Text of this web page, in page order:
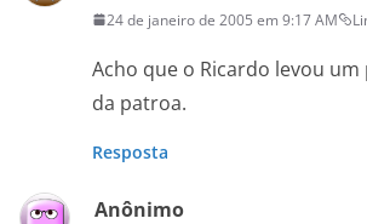
24 de janeiro de 2005 em 9:17 AM
Acho que o Ricardo levou
da patroa.
Resposta
Anônimo